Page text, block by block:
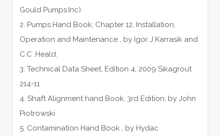
Gould Pumps.Inc)
2. Pumps Hand Book, Chapter 12, Installation,
Operation and Maintenance , by Igor J Karrasik and
C.C .Heald.
3. Technical Data Sheet, Edition 4, 2009 Sikagrout
214-11
4. Shaft Alignment hand Book, 3rd Edition, by John
Piotrowski
5. Contamination Hand Book , by Hydac